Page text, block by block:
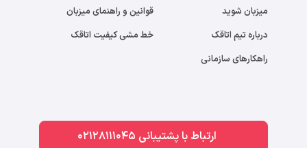
میزبان شوید
درباره تیم اتاقک
راهکارهای سازمانی
قوانین و راهنمای میزبان
خط مشی کیفیت اتاقک
ارتباط با پشتیبانی 02128111045